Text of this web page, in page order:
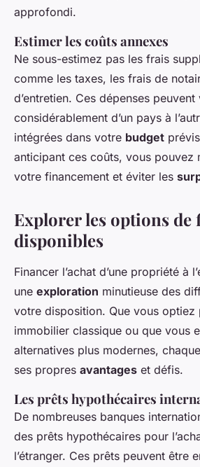
approfondi.
Estimer les coûts annexes
Ne sous-estimez pas les frais
comme les taxes, les frais de
d’entretien. Ces dépenses peuvent
considérablement d’un pays à
intégrées dans votre budget
anticipant ces coûts, vous pouvez
votre financement et éviter les
Explorer les options de
disponibles
Financer l’achat d’une propriété à
une exploration minutieuse des
votre disposition. Que vous optiez
immobilier classique ou que vous
alternatives plus modernes,
ses propres avantages et défis.
Les prêts hypothécaires
De nombreuses banques
des prêts hypothécaires pour
l’étranger. Ces prêts peuvent être